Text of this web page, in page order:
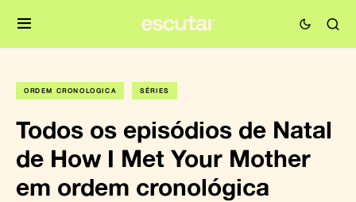
ORDEM CRONOLÓGICA SÉRIES
Todos os episódios de Natal
de How I Met Your Mother
em ordem cronológica